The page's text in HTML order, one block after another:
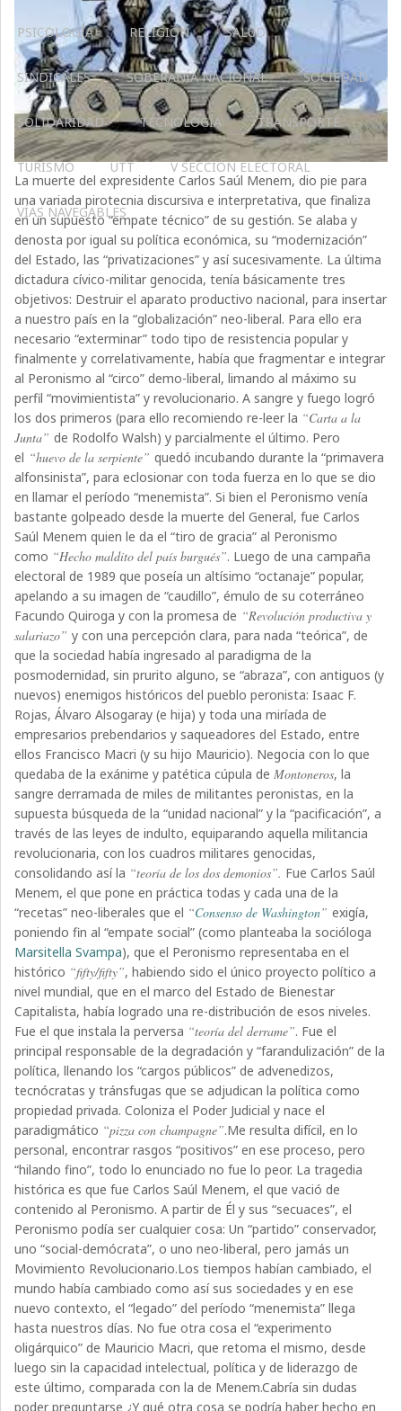
PSICOLOGÍA RELIGIÓN SALUD
SINDICALES SOBERANÍA NACIONAL SOCIEDAD
SOLIDARIDAD TECNOLOGÍA TRANSPORTE
TURISMO UTT V SECCIÓN ELECTORAL
VÍAS NAVEGABLES
La muerte del expresidente Carlos Saúl Menem, dio pie para
una variada pirotecnia discursiva e interpretativa, que finaliza
en un supuesto “empate técnico” de su gestión. Se alaba y
denosta por igual su política económica, su “modernización”
del Estado, las “privatizaciones” y así sucesivamente. La última
dictadura cívico-militar genocida, tenía básicamente tres
objetivos: Destruir el aparato productivo nacional, para insertar
a nuestro país en la “globalización” neo-liberal. Para ello era
necesario “exterminar” todo tipo de resistencia popular y
finalmente y correlativamente, había que fragmentar e integrar
al Peronismo al “circo” demo-liberal, limando al máximo su
perfil “movimientista” y revolucionario. A sangre y fuego logró
los dos primeros (para ello recomiendo re-leer la “Carta a la
Junta”de Rodolfo Walsh) y parcialmente el último. Pero
el “huevo de la serpiente”quedó incubando durante la “primavera
alfonsinista”, para eclosionar con toda fuerza en lo que se dio
en llamar el período “menemista”. Si bien el Peronismo venía
bastante golpeado desde la muerte del General, fue Carlos
Saúl Menem quien le da el “tiro de gracia” al Peronismo
como “Hecho maldito del país burgués”. Luego de una campaña
electoral de 1989 que poseía un altísimo “octanaje” popular,
apelando a su imagen de “caudillo”, émulo de su coterráneo
Facundo Quiroga y con la promesa de “Revolución productiva y
salariazo”y con una percepción clara, para nada “teórica”, de
que la sociedad había ingresado al paradigma de la
posmodernidad, sin prurito alguno, se “abraza”, con antiguos (y
nuevos) enemigos históricos del pueblo peronista: Isaac F.
Rojas, Álvaro Alsogaray (e hija) y toda una miríada de
empresarios prebendarios y saqueadores del Estado, entre
ellos Francisco Macri (y su hijo Mauricio). Negocia con lo que
quedaba de la exánime y patética cúpula deMontoneros, la
sangre derramada de miles de militantes peronistas, en la
supuesta búsqueda de la “unidad nacional” y la “pacificación”, a
través de las leyes de indulto, equiparando aquella militancia
revolucionaria, con los cuadros militares genocidas,
consolidando así la “teoría de los dos demonios”. Fue Carlos Saúl
Menem, el que pone en práctica todas y cada una de la
“recetas” neo-liberales que el “Consenso de Washington”exigía,
poniendo fin al “empate social” (como planteaba la socióloga
Marsitella Svampa), que el Peronismo representaba en el
histórico “fifty/fifty”, habiendo sido el único proyecto político a
nivel mundial, que en el marco del Estado de Bienestar
Capitalista, había logrado una re-distribución de esos niveles.
Fue el que instala la perversa “teoría del derrame”. Fue el
principal responsable de la degradación y “farandulización” de la
política, llenando los “cargos públicos” de advenedizos,
tecnócratas y tránsfugas que se adjudican la política como
propiedad privada. Coloniza el Poder Judicial y nace el
paradigmático “pizza con champagne”.Me resulta difícil, en lo
personal, encontrar rasgos “positivos” en ese proceso, pero
“hilando fino”, todo lo enunciado no fue lo peor. La tragedia
histórica es que fue Carlos Saúl Menem, el que vació de
contenido al Peronismo. A partir de Él y sus “secuaces”, el
Peronismo podía ser cualquier cosa: Un “partido” conservador,
uno “social-demócrata”, o uno neo-liberal, pero jamás un
Movimiento Revolucionario.Los tiempos habían cambiado, el
mundo había cambiado como así sus sociedades y en ese
nuevo contexto, el “legado” del período “menemista” llega
hasta nuestros días. No fue otra cosa el “experimento
oligárquico” de Mauricio Macri, que retoma el mismo, desde
luego sin la capacidad intelectual, política y de liderazgo de
este último, comparada con la de Menem.Cabría sin dudas
poder preguntarse ¿Y qué otra cosa se podría haber hecho en